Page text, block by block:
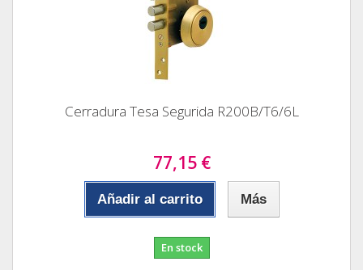
Cerradura Tesa Segurida R200B/T6/6L
77,15 €
Añadir al carrito Más
En stock